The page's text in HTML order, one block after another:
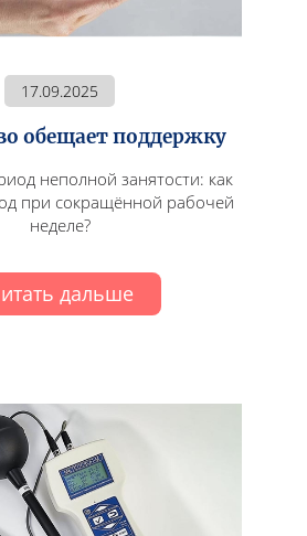
17.09.2025
обещает поддержку
неполной занятости: как
при сокращённой рабочей
неделе?
дальше